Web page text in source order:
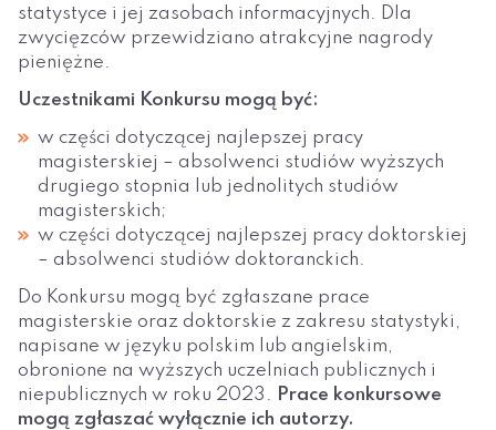
statystyce i jej zasobach informacyjnych. Dla
zwycięzców przewidziano atrakcyjne nagrody
pieniężne.
Uczestnikami Konkursu mogą być:
w części dotyczącej najlepszej pracy
magisterskiej – absolwenci studiów wyższych
drugiego stopnia lub jednolitych studiów
magisterskich;
w części dotyczącej najlepszej pracy doktorskiej
– absolwenci studiów doktoranckich.
Do Konkursu mogą być zgłaszane prace
magisterskie oraz doktorskie z zakresu statystyki,
napisane w języku polskim lub angielskim,
obronione na wyższych uczelniach publicznych i
niepublicznych w roku 2023. Prace konkursowe
mogą zgłaszać wyłącznie ich autorzy.